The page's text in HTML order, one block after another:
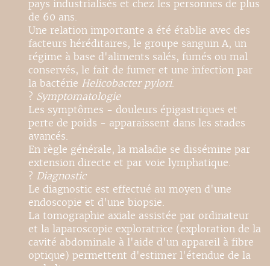
pays industrialisés et chez les personnes de plus
de 60 ans.
Une relation importante a été établie avec des
facteurs héréditaires, le groupe sanguin A, un
régime à base d'aliments salés, fumés ou mal
conservés, le fait de fumer et une infection par
la bactérie Helicobacter pylori.
? Symptomatologie
Les symptômes - douleurs épigastriques et
perte de poids - apparaissent dans les stades
avancés.
En règle générale, la maladie se dissémine par
extension directe et par voie lymphatique.
? Diagnostic
Le diagnostic est effectué au moyen d'une
endoscopie et d'une biopsie.
La tomographie axiale assistée par ordinateur
et la laparoscopie exploratrice (exploration de la
cavité abdominale à l'aide d'un appareil à fibre
optique) permettent d'estimer l'étendue de la